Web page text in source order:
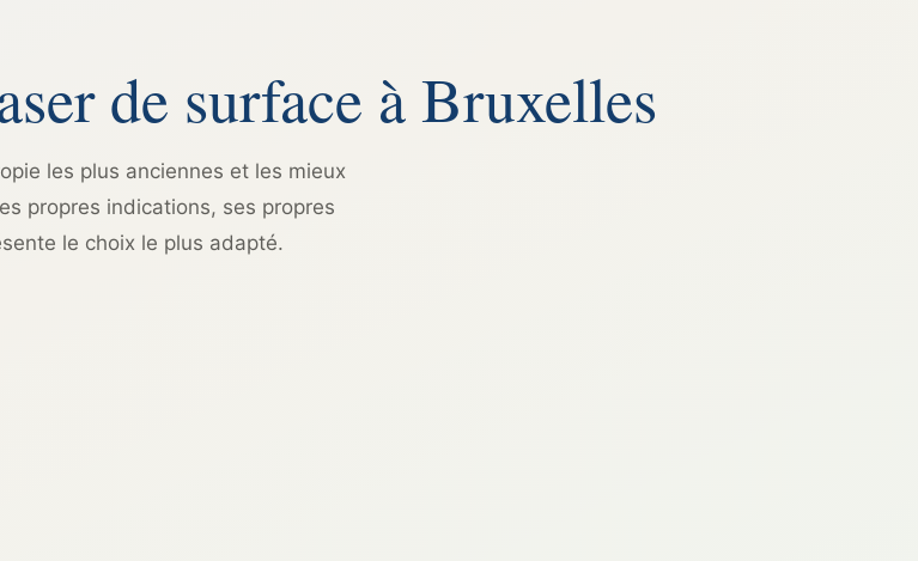
de surface à Bruxelles
les plus anciennes et les mieux
propres indications, ses propres
le choix le plus adapté.